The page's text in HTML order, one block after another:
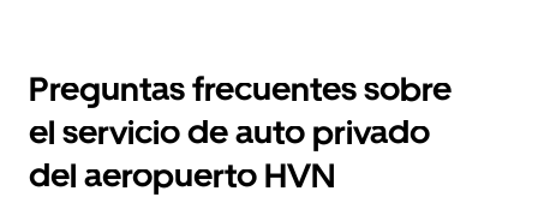
Preguntas frecuentes sobre
el servicio de auto privado
del aeropuerto HVN